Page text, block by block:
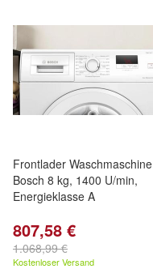
Frontlader Waschmaschine
Bosch 8 kg, 1400 U/min,
Energieklasse A
807,58 €
1.068,99 €
Kostenloser Versand